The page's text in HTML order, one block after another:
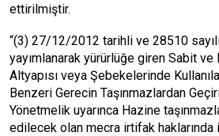
ettirilmiştir.
“(3) 27/12/2012 tarihli ve 28510
yayımlanarak yürürlüğe giren Sabit
Altyapısı veya Şebekelerinde
Benzeri Gerecin Taşınmazlardan
Yönetmelik uyarınca Hazine
edilecek olan mecra irtifak haklarında